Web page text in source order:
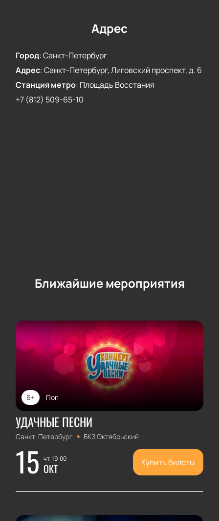
Не пропустите шанс стать частью этого
вживую!
Адрес
Город:Санкт-Петербург
Адрес:Санкт-Петербург, Лиговский проспект, д. 6
Станция метро: Площадь Восстания
+7 (812) 509-65-10
Ближайшие мероприятия
Поп
6+
УДАЧНЫЕ ПЕСНИ
Санкт-Петербург БКЗ Октябрьский
15 чт, 19:00
ОКТ Купить билеты